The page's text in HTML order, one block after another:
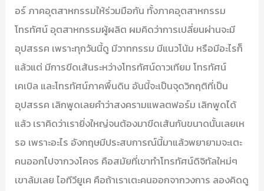
อร์ ภาคอุตสาหกรรมให้ร่วมมือกัน ทั้งภาคอุตสาหกรรม
โทรทัศน์ อุตสาหกรรมผู้ผลิต ผมคิดว่าการเปลี่ยนผ่านจะมี
อุปสรรค เพราะทุกวันนี้ดู มีวาทกรรม มีแนวโน้ม หรือมีอะไรก็
แล้วแต่ มีการขีดเส้นระหว่างโทรทัศน์ดาวเทียม โทรทัศน์
เคเบิล และโทรทัศน์ภาคพื้นดิน อันนี้จะเป็นจุดวิกฤติที่เป็น
อุปสรรค เลิกพูดเลยคำว่าสงครามแพลตฟอร์ม เลิกพูดได้
แล้ว เราคิดว่าเรายิ่งใหญ่จนต้องมาขีดเส้นกันขนาดนั้นเลยเห
รอ เพราะอะไร อังกฤษมีประสบการณ์นี้มาแล้วพยายามจะเตะ
คนออกไปจากวงโคจร คือสมัยที่เขาทำโทรทัศน์ดิจิทัลใหม่ๆ
เขาล้มเลย ไอทีวียูเค คือถ้าเราเตะคนออกจากวงการ ลองคิดดู